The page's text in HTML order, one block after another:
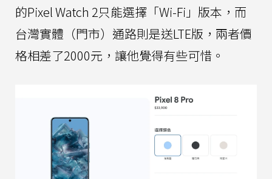
的Pixel Watch 2只能選擇「Wi-Fi」版本，而
台灣實體（門市）通路則是送LTE版，兩者價
格相差了2000元，讓他覺得有些可惜。